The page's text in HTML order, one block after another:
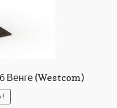
Венге (Westcom)